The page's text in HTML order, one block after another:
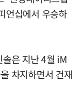
언십에서 우승하
솔은 지난 4월 iM
차지하면서 건재